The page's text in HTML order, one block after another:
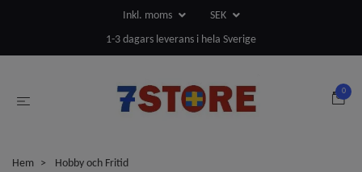
Inkl. moms
SEK
1-3 dagars leverans i hela Sverige
0
Hem
Hobby och Fritid